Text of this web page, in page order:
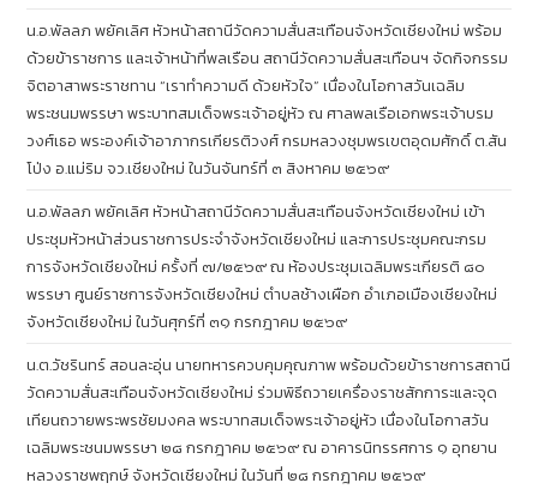
น.อ.พัลลภ พยัคเลิศ หัวหน้าสถานีวัดความสั่นสะเทือนจังหวัดเชียงใหม่ พร้อม
ด้วยข้าราชการ และเจ้าหน้าที่พลเรือน สถานีวัดความสั่นสะเทือนฯ จัดกิจกรรม
จิตอาสาพระราชทาน “เราทำความดี ด้วยหัวใจ” เนื่องในโอกาสวันเฉลิม
พระชนมพรรษา พระบาทสมเด็จพระเจ้าอยู่หัว ณ ศาลพลเรือเอกพระเจ้าบรม
วงศ์เธอ พระองค์เจ้าอาภากรเกียรติวงศ์ กรมหลวงชุมพรเขตอุดมศักดิ์ ต.สัน
โป่ง อ.แม่ริม จว.เชียงใหม่ ในวันจันทร์ที่ ๓ สิงหาคม ๒๕๖๙
น.อ.พัลลภ พยัคเลิศ หัวหน้าสถานีวัดความสั่นสะเทือนจังหวัดเชียงใหม่ เข้า
ประชุมหัวหน้าส่วนราชการประจำจังหวัดเชียงใหม่ และการประชุมคณะกรม
การจังหวัดเชียงใหม่ ครั้งที่ ๗/๒๕๖๙ ณ ห้องประชุมเฉลิมพระเกียรติ ๘๐
พรรษา ศูนย์ราชการจังหวัดเชียงใหม่ ตำบลช้างเผือก อำเภอเมืองเชียงใหม่
จังหวัดเชียงใหม่ ในวันศุกร์ที่ ๓๑ กรกฎาคม ๒๕๖๙
น.ต.วัชรินทร์ สอนละอุ่น นายทหารควบคุมคุณภาพ พร้อมด้วยข้าราชการสถานี
วัดความสั่นสะเทือนจังหวัดเชียงใหม่ ร่วมพิธีถวายเครื่องราชสักการะและจุด
เทียนถวายพระพรชัยมงคล พระบาทสมเด็จพระเจ้าอยู่หัว เนื่องในโอกาสวัน
เฉลิมพระชนมพรรษา ๒๘ กรกฎาคม ๒๕๖๙ ณ อาคารนิทรรศการ ๑ อุทยาน
หลวงราชพฤกษ์ จังหวัดเชียงใหม่ ในวันที่ ๒๘ กรกฎาคม ๒๕๖๙